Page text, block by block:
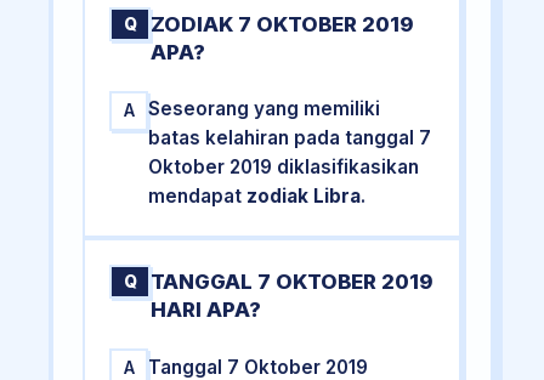
Q
ZODIAK 7 OKTOBER 2019
APA?
A
Seseorang yang memiliki
batas kelahiran pada tanggal 7
Oktober 2019 diklasifikasikan
mendapat zodiak Libra.
Q
TANGGAL 7 OKTOBER 2019
HARI APA?
A
Tanggal 7 Oktober 2019